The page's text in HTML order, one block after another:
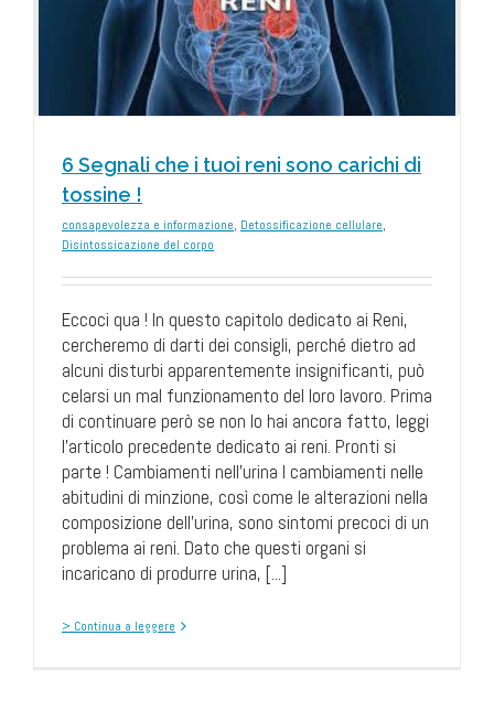
6 Segnali che i tuoi reni sono carichi di
tossine !
consapevolezza e informazione, Detossificazione cellulare,
Disintossicazione del corpo
Eccoci qua ! In questo capitolo dedicato ai Reni,
cercheremo di darti dei consigli, perché dietro ad
alcuni disturbi apparentemente insignificanti, può
celarsi un mal funzionamento del loro lavoro. Prima
di continuare però se non lo hai ancora fatto, leggi
l’articolo precedente dedicato ai reni. Pronti si
parte ! Cambiamenti nell’urina I cambiamenti nelle
abitudini di minzione, così come le alterazioni nella
composizione dell’urina, sono sintomi precoci di un
problema ai reni. Dato che questi organi si
incaricano di produrre urina, [...]
> Continua a leggere